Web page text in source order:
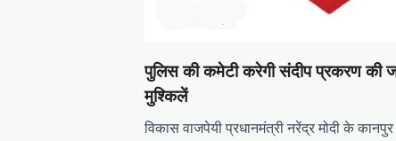
पुलिस की कमेटी करेगी संदीप प्रकरण की
मुश्किलें
विकास वाजपेयी प्रधानमंत्री नरेंद्र मोदी के कानपुर